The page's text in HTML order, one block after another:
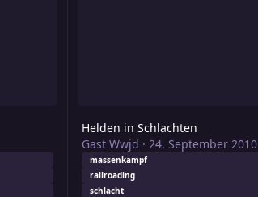
Helden in Schlachten
Gast Wwjd · 24. September 2010
massenkampf
railroading
schlacht